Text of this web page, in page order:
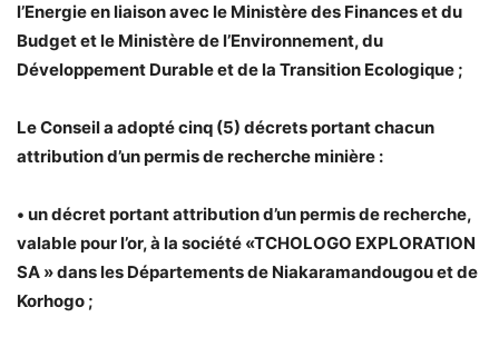
l’Energie en liaison avec le Ministère des Finances et du
Budget et le Ministère de l’Environnement, du
Développement Durable et de la Transition Ecologique ;
Le Conseil a adopté cinq (5) décrets portant chacun
attribution d’un permis de recherche minière :
• un décret portant attribution d’un permis de recherche,
valable pour l’or, à la société «TCHOLOGO EXPLORATION
SA » dans les Départements de Niakaramandougou et de
Korhogo ;